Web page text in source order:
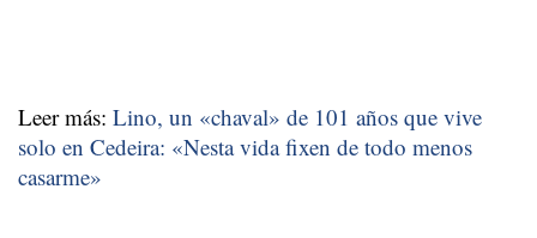
Leer más: Lino, un «chaval» de 101 años que vive
solo en Cedeira: «Nesta vida fixen de todo menos
casarme»